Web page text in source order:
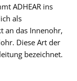
ADHEAR ins
als
an das Innenohr,
Diese Art der
bezeichnet.